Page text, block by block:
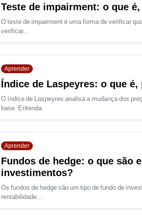
Teste de impairment: o que
O teste de impairment é uma forma de verificar
verificar...
Aprender
Índice de Laspeyres: o que
O índice de Laspeyres analisa a mudança dos
base. Entenda.
Aprender
Fundos de hedge: o que são
investimentos?
Os fundos de hedge são um tipo de fundo de
rentabilidade....